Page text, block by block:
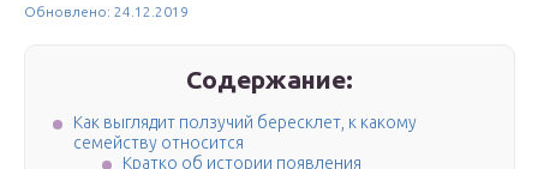
Обновлено: 24.12.2019
Содержание:
Как выглядит ползучий бересклет, к какому
семейству относится
Кратко об истории появления